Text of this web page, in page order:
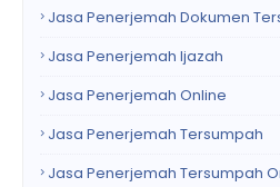
Jasa Penerjemah Dokumen
Jasa Penerjemah Ijazah
Jasa Penerjemah Online
Jasa Penerjemah Tersumpah
Jasa Penerjemah Tersumpah